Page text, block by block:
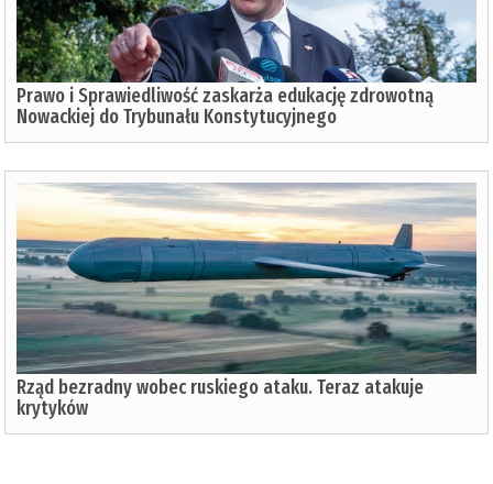
Prawo i Sprawiedliwość zaskarża edukację zdrowotną
Nowackiej do Trybunału Konstytucyjnego
Rząd bezradny wobec ruskiego ataku. Teraz atakuje
krytyków